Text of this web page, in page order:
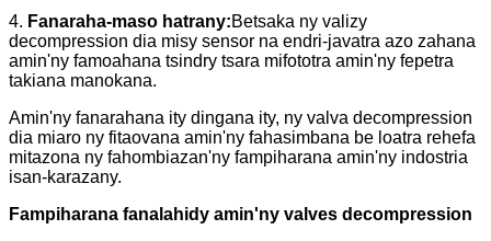
4. Fanaraha-maso hatrany:Betsaka ny valizy
decompression dia misy sensor na endri-javatra azo zahana
amin'ny famoahana tsindry tsara mifototra amin'ny fepetra
takiana manokana.
Amin'ny fanarahana ity dingana ity, ny valva decompression
dia miaro ny fitaovana amin'ny fahasimbana be loatra rehefa
mitazona ny fahombiazan'ny fampiharana amin'ny indostria
isan-karazany.
Fampiharana fanalahidy amin'ny valves decompression